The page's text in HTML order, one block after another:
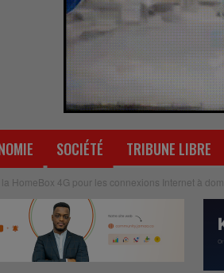
SOCIÉTÉ TRIBUNE LIBRE
HomeBox 4G pour les connexions Internet à